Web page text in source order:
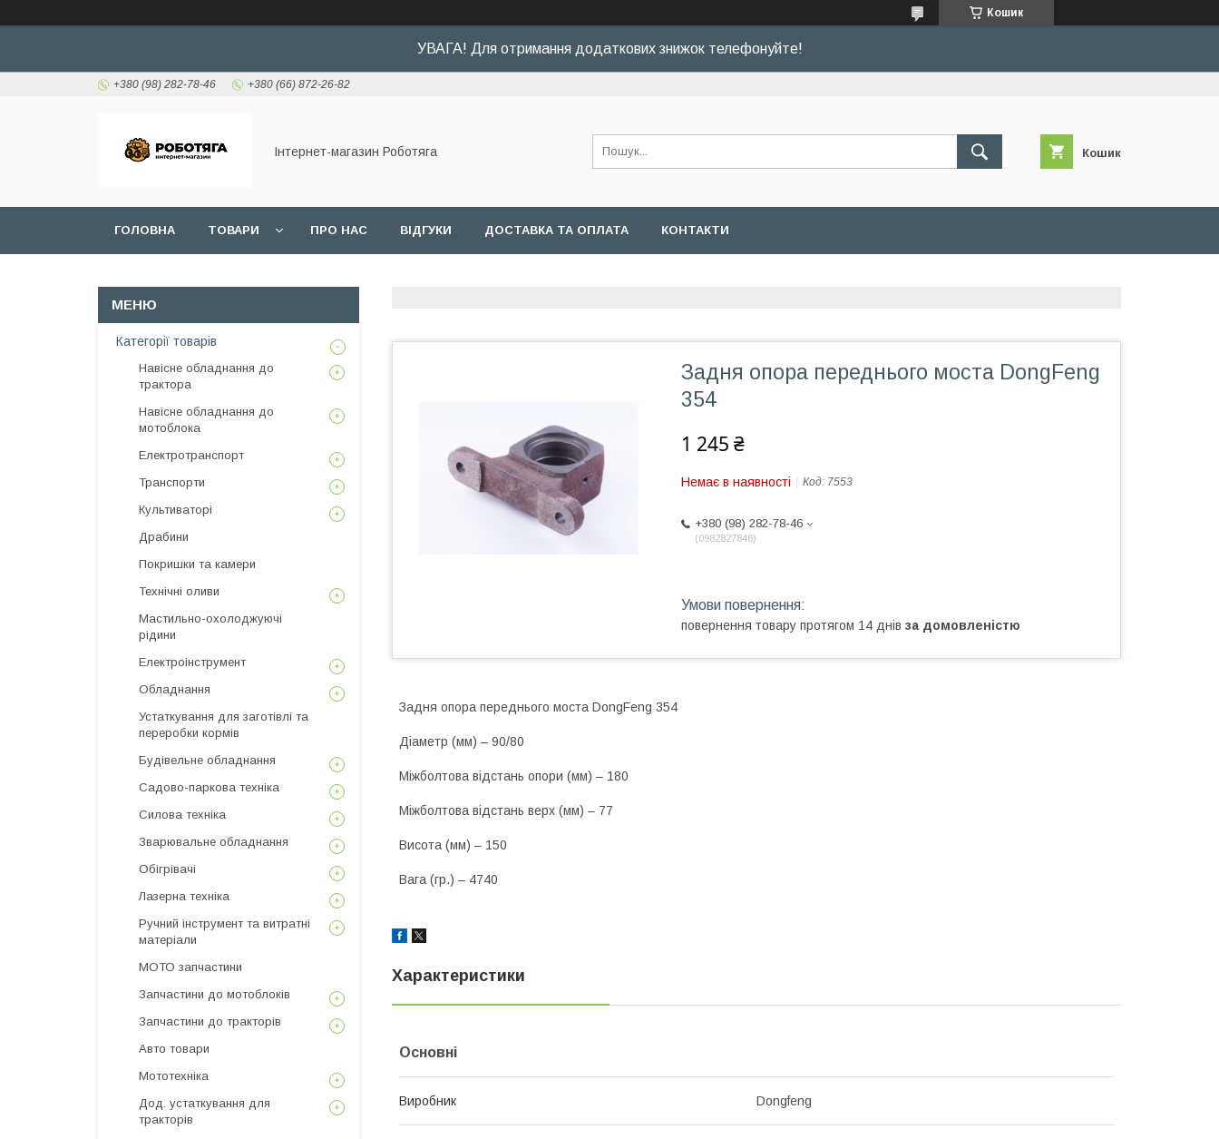
Кошик
УВАГА! Для отримання додаткових знижок телефонуйте!
+380 (98) 282-78-46 +380 (66) 872-26-82
Інтернет-магазин Роботяга Кошик
ГОЛОВНА ТОВАРИ ПРО НАС ВІДГУКИ ДОСТАВКА ТА ОПЛАТА КОНТАКТИ
Задня опора переднього моста DongFeng
354
1 245 ₴
Немає в наявності Код: 7553
+380 (98) 282-78-46
0982827846
повернення товару протягом 14 днів за домовленістю
Задня опора переднього моста DongFeng 354
Діаметр (мм) – 90/80
Міжболтова відстань опори (мм) – 180
Міжболтова відстань верх (мм) – 77
Висота (мм) – 150
Вага (гр.) – 4740
Характеристики
Основні
Виробник Dongfeng
Категорії товарів
Навісне обладнання до
трактора
Навісне обладнання до
мотоблока
Електротранспорт
Транспорти
Культиваторі
Драбини
Покришки та камери
Технічні оливи
Мастильно-охолоджуючі
рідини
Електроінструмент
Обладнання
Устаткування для заготівлі та
переробки кормів
Будівельне обладнання
Садово-паркова техніка
Силова техніка
Зварювальне обладнання
Обігрівачі
Лазерна техніка
Ручний інструмент та витратні
матеріали
МОТО запчастини
Запчастини до мотоблоків
Запчастини до тракторів
Авто товари
Мототехніка
Дод. устаткування для
тракторів